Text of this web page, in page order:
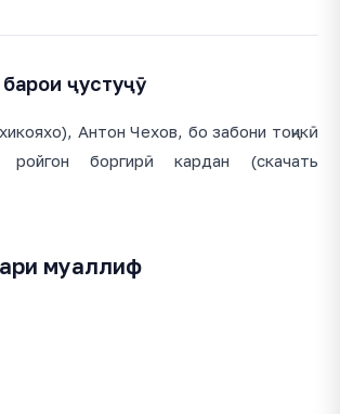
ҷустуҷӯ
Антон Чехов, бо забони тоҷикӣ
ройгон боргирӣ кардан (скачать
муаллиф